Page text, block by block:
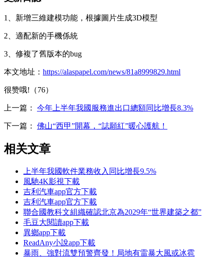
1、新增三維建模功能，根據圖片生成3D模型
2、適配新的手機係統
3、修複了舊版本的bug
本文地址： https://alaspapel.com/news/81a8999829.html
很赞哦!（76）
上一篇： 今年上半年我國服務進出口總額同比增長8.3%
下一篇： 佛山“西甲”開幕，“誌願紅”暖心護航！
相关文章
上半年我國軟件業務收入同比增長9.5%
風馳4K影視下載
吉利汽車app官方下載
吉利汽車app官方下載
聯合國教科文組織確認北京為2029年“世界建築之都”
毛豆大閱讀app下載
異鄉app下載
ReadAny小說app下載
暴雨、強對流雙預警齊發！局地有雷暴大風或冰雹